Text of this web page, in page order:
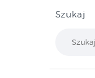
Szukaj